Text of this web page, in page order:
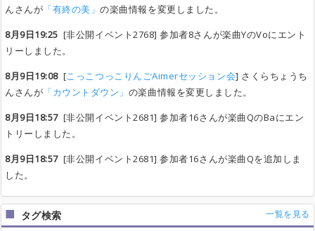
んさんが 「有終の美」の楽曲情報を変更しました。
8月9日19:25 [非公開イベント2768] 参加者8さんが楽曲YのVoにエント
リーしました。
8月9日19:08[こっこつっこりんごAimerセッション会] さくらちょうち
んさんが 「カウントダウン」 の楽曲情報を変更しました。
8月9日18:57[非公開イベント2681] 参加者16さんが楽曲QのBaにエン
トリーしました。
8月9日18:57[非公開イベント2681] 参加者16さんが楽曲Qを追加しま
した。
タグ検索 一覧を見る